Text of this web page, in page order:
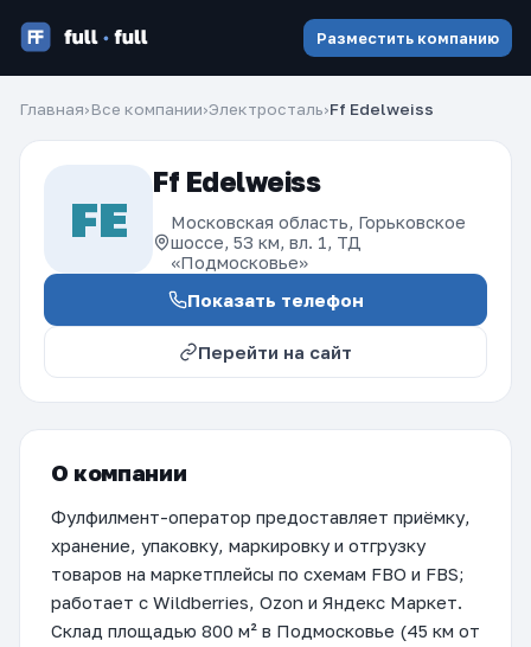
Разместить компанию
Главная›Все компании›Электросталь›Ff Edelweiss
FE
Ff Edelweiss
Московская область, Горьковское
шоссе, 53 км, вл. 1, ТД
«Подмосковье»
Показать телефон
Перейти на сайт
О компании
Фулфилмент-оператор предоставляет приёмку,
хранение, упаковку, маркировку и отгрузку
товаров на маркетплейсы по схемам FBO и FBS;
работает с Wildberries, Ozon и Яндекс Маркет.
Склад площадью 800 м² в Подмосковье (45 км от